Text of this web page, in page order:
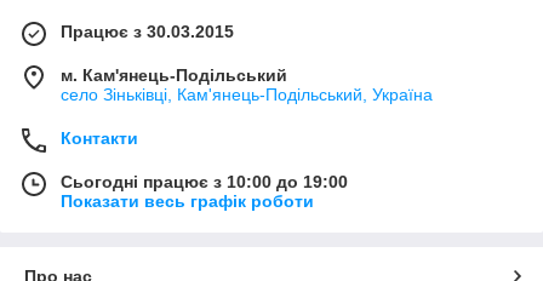
Працює з 30.03.2015
м. Кам'янець-Подільський
село Зіньківці, Кам'янець-Подільський, Україна
Контакти
Сьогодні працює з 10:00 до 19:00
Показати весь графік роботи
Про нас